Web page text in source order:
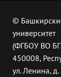
©
университет
(ФГБОУ ВО
450008,
ул. Ленина, д.